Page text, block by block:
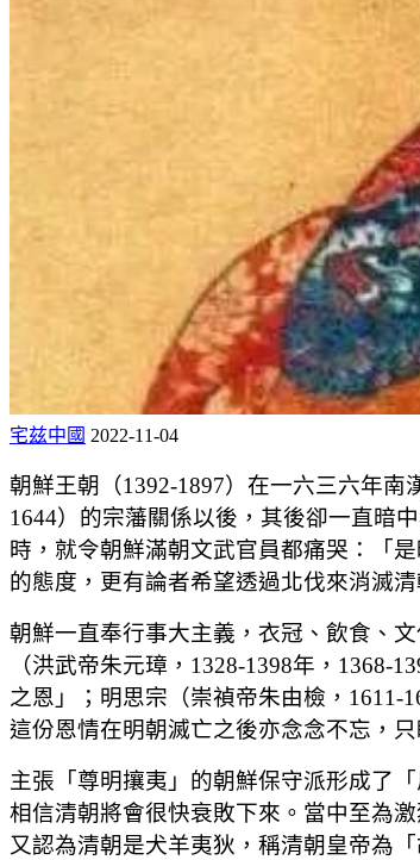
宅兹中國 2022-11-04
朝鮮王朝（1392-1897）在一六三六年
1644）的宗藩關係以後，其後卻一直暗
時，就令朝鮮滿朝文武官員都痛哭：「
的態度，更有論者希望透過北伐來消滅清
朝鮮一直奉行事大主義，衣冠、飲食、
（洪武帝朱元璋，1328-1398年，1368-
之恩」；明思宗（崇禎帝朱由檢，1611-
這份恩情在明朝滅亡之後亦念念不忘，只
主張「尊明攘夷」的朝鮮保守派形成了
相信清朝將會很快衰敗下來。當中至為
又認為清朝是犬羊夷狄，稱清朝皇帝為